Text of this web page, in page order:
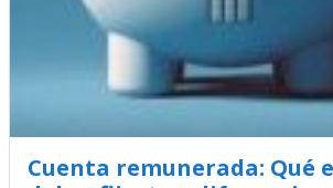
Cuenta remunerada: Qué